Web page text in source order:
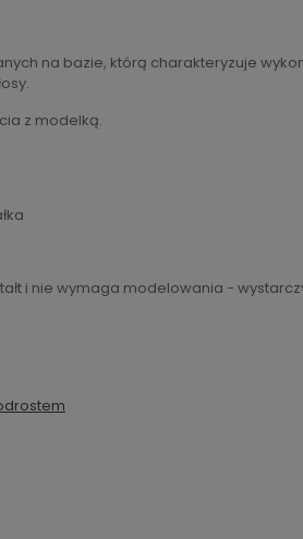
na bazie, którą charakteryzuje
z modelką.
i nie wymaga modelowania -